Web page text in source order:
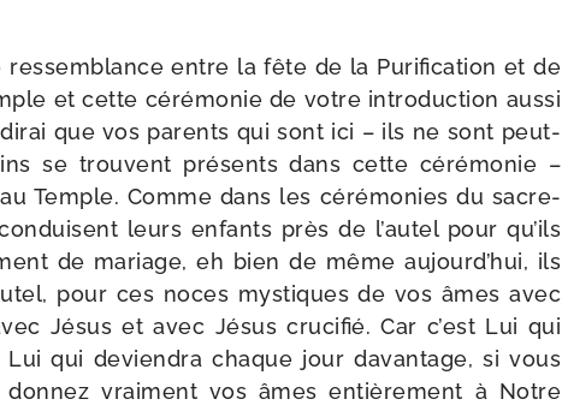
res­sem­blance entre la fête de la Purification et de
et cette céré­mo­nie de votre intro­duc­tion aus­si
que vos parents qui sont ici – ils ne sont peut-​
se trouvent pré­sents dans cette céré­mo­nie –
Temple. Comme dans les céré­mo­nies du sacre­
leurs enfants près de l’autel pour qu’ils
de mariage, eh bien de même aujourd’hui, ils
pour ces noces mys­tiques de vos âmes avec
Jésus et avec Jésus cru­ci­fié. Car c’est Lui qui
Lui qui devien­dra chaque jour davan­tage, si vous
vrai­ment vos âmes entiè­re­ment à Notre